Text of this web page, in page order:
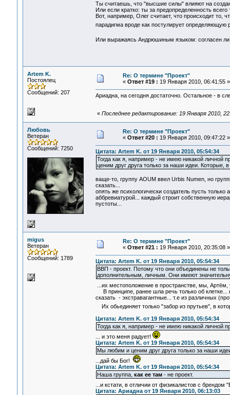
Ты считаешь, что "высшие силы" влияют на
Или если кратко: ты за предопределенность
Вот, например, Олег считает, что происходит то,
парадигма вроде как постулирует определяющую
Или выражаясь Андрюшиным языком: согласен
Artem K.
Постоялец
Сообщений: 207
Re: О термине "Проект"
« Ответ #19 : 19 Января 2010, 06:41:55 »
Ариадна, на сегодня достаточно. Остальное - в
« Последнее редактирование: 19 Января 2010,
Любовь
Ветеран
Сообщений: 7250
Re: О термине "Проект"
« Ответ #20 : 19 Января 2010, 09:47:22 »
Цитата: Artem K. от 19 Января 2010, 05:54:34
Тогда как я, например - не имею никакой личной
ценим друг друга только за наши идеи. Которые,
ваще-то, группу АОUM ввел Urbis Numen, но
сказать...
опять же психологически создатель пусть
аббревиатурой... каждый строит собственную
пустоты...
migus
Ветеран
Сообщений: 1789
Re: О термине "Проект"
« Ответ #21 : 19 Января 2010, 20:35:08 »
Цитата: Artem K. от 19 Января 2010, 05:54:34
ВВП - проект. Потому что они объединены не
дополнительным, личным. Они имеют
...их местоположение в пространстве, мы,
В принципе, ранее шла речь только об клетке...
сказать - экстравагантные... т.е из различных
Их обьединяет только "забор из прутьев", в
Цитата: Artem K. от 19 Января 2010, 05:54:34
Тогда как я, например - не имею никакой личной
... и это меня радует!
Цитата: Artem K. от 19 Января 2010, 05:54:34
Мы любим и ценим друг друга только за наши
...дай бы Бог!
Цитата: Artem K. от 19 Января 2010, 05:54:34
Наша группа, как ее там - не проект.
...и кстати, в отличии от физикалистов с
Цитата: Ариадна от 19 Января 2010, 06:13:03